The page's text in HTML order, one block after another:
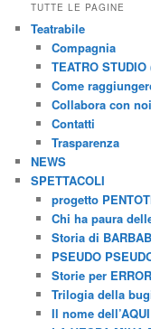
TUTTE LE PAGINE
Teatrabile
Compagnia
TEATRO
Come
Collabora con noi
Contatti
Trasparenza
NEWS
SPETTACOLI
progetto
Chi ha paura
Storia di
PSEUDO
Storie per
Trilogia della
Il nome